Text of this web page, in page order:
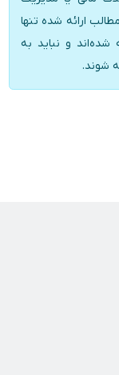
ارائه شده تنها
شده‌اند و نباید به
شوند.